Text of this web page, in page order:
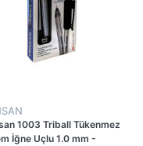
1003 Triball Tükenmez
İğne Uçlu 1.0 mm -